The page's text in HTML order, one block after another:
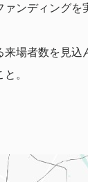
ンディングを
場者数を見込
。